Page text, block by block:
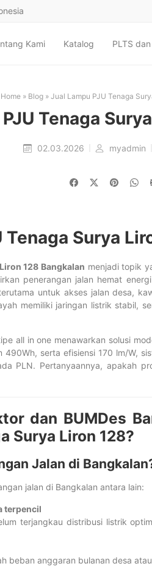
Kami Katalog PLTS
Home » Blog » Jual Lampu PJU Tenaga
Tenaga
02.03.2026 myadmin
Tenaga Surya
128 Bangkalan menjadi topik
penerangan jalan hemat
untuk akses jalan desa,
memiliki jaringan listrik stabil,
all in one menawarkan solusi
490Wh, serta efisiensi 170 lm/W,
PLN. Pertanyaannya, apakah
dan BUMDes
Surya Liron 128?
Jalan di
jalan di Bangkalan antara lain:
terpencil
terjangkau distribusi listrik
beban anggaran bulanan desa